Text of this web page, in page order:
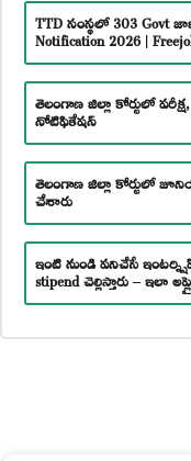
TTD సంస్థలో 303 Govt
Notification 2026 |
తెలంగాణ జిల్లా కోర్టులో
నోటిఫికేషన్
తెలంగాణ జిల్లా కోర్టులో
చేశారు
ఇంటి నుండి పనిచేసే
stipend చెల్లిస్తారు – ఇలా